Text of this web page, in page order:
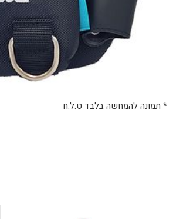
* תמונה להמחשה בלבד ט.ל.ח